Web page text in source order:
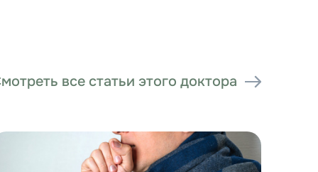
₽
₽ Записаться на приём
все статьи этого доктора